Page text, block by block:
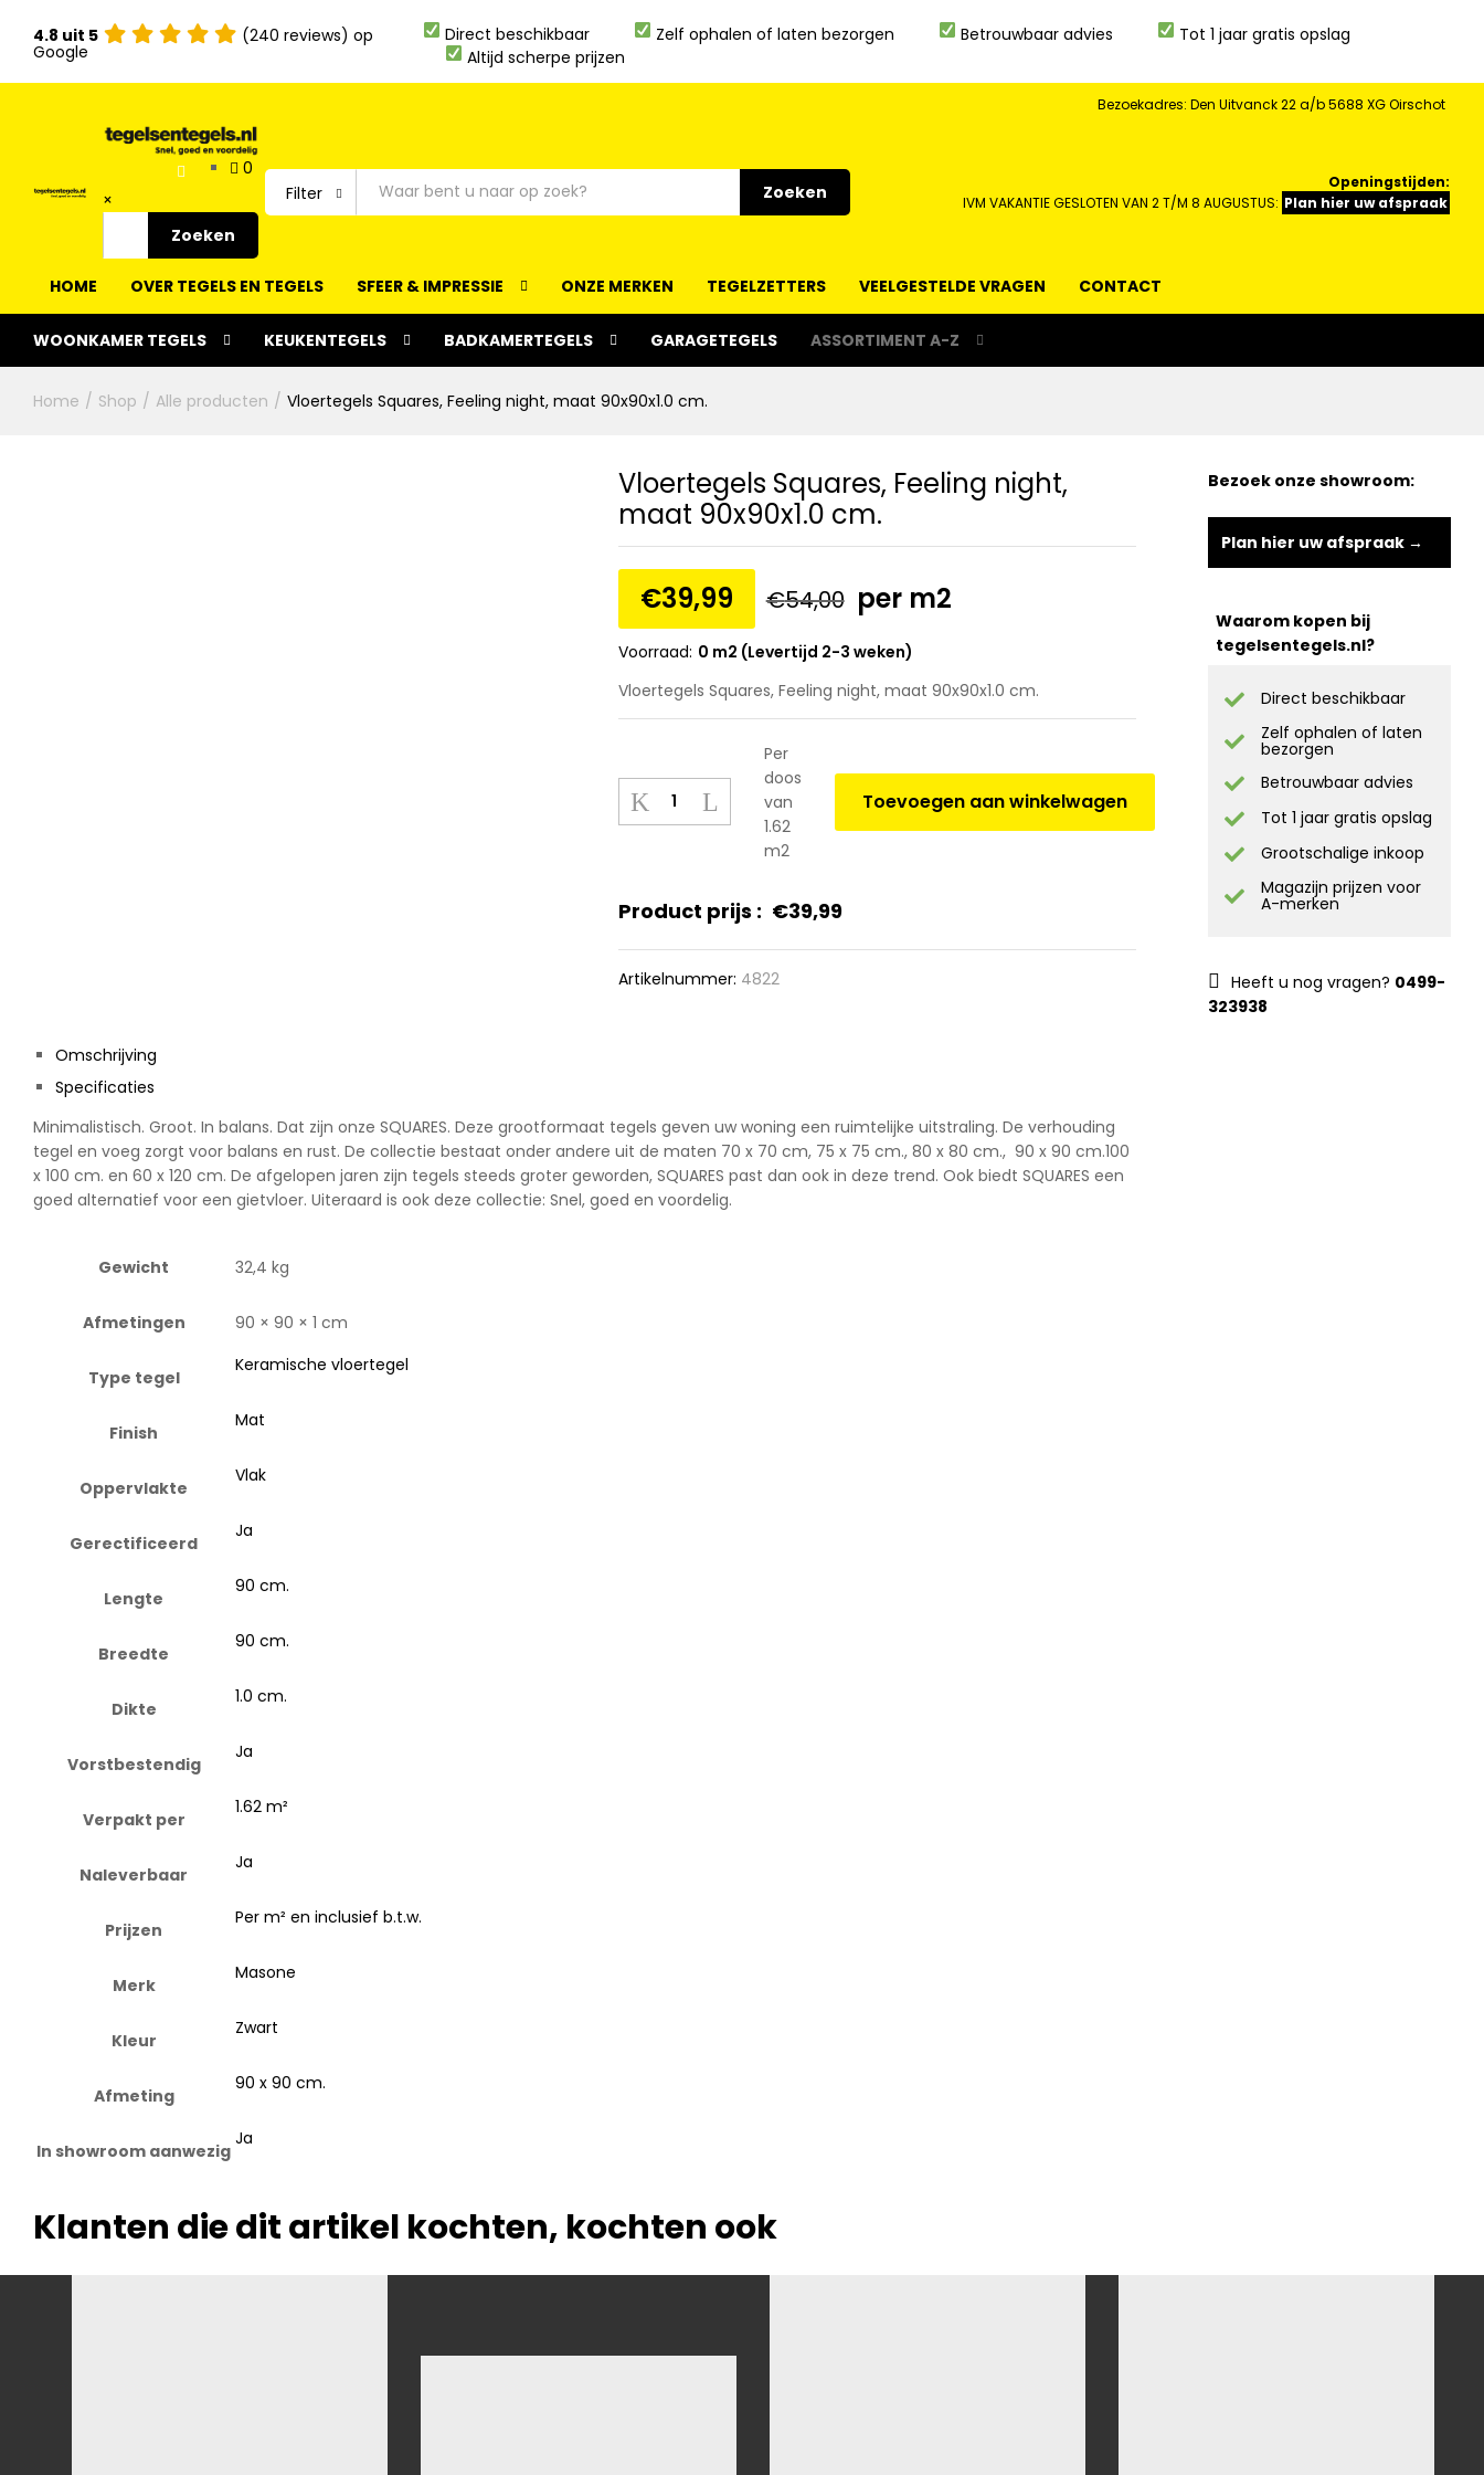
4.8 uit 5 (240 reviews) op
Google
Direct beschikbaar Zelf ophalen of laten bezorgen Betrouwbaar advies
Tot 1 jaar gratis opslag
Altijd scherpe prijzen
Bezoekadres: Den Uitvanck 22 a/b 5688 XG Oirschot
0
×
Zoeken
Filter Zoeken
Openingstijden:
IVM VAKANTIE GESLOTEN VAN 2 T/M 8 AUGUSTUS: Plan hier uw afspraak
HOME OVER TEGELS EN TEGELS SFEER & IMPRESSIE ONZE MERKEN TEGELZETTERS VEELGESTELDE VRAGEN CONTACT
WOONKAMER TEGELS KEUKENTEGELS BADKAMERTEGELS GARAGETEGELS ASSORTIMENT A-Z
Home / Shop / Alle producten / Vloertegels Squares, Feeling night, maat 90x90x1.0 cm.
Vloertegels Squares, Feeling night,
maat 90x90x1.0 cm.
€39,99 €54,00 per m2
Voorraad: 0 m2 (Levertijd 2-3 weken)
Vloertegels Squares, Feeling night, maat 90x90x1.0 cm.
Vloertegels
Squares,
90x90x1.0
Per
doos
van
1.62
m2
Toevoegen aan winkelwagen
Product prijs : €39,99
Artikelnummer: 4822
Omschrijving
Specificaties
Minimalistisch. Groot. In balans. Dat zijn onze SQUARES. Deze grootformaat tegels geven uw woning een ruimtelijke uitstraling. De verhouding
tegel en voeg zorgt voor balans en rust. De collectie bestaat onder andere uit de maten 70 x 70 cm, 75 x 75 cm., 80 x 80 cm., 90 x 90 cm.100
x 100 cm. en 60 x 120 cm. De afgelopen jaren zijn tegels steeds groter geworden, SQUARES past dan ook in deze trend. Ook biedt SQUARES een
goed alternatief voor een gietvloer. Uiteraard is ook deze collectie: Snel, goed en voordelig.
Gewicht 32,4 kg
Afmetingen 90 × 90 × 1 cm
Type tegel
Keramische vloertegel
Finish
Mat
Oppervlakte
Vlak
Gerectificeerd
Ja
Lengte
90 cm.
Breedte
90 cm.
Dikte
1.0 cm.
Vorstbestendig
Ja
Verpakt per
1.62 m²
Naleverbaar
Ja
Prijzen
Per m² en inclusief b.t.w.
Merk
Masone
Kleur
Zwart
Afmeting
90 x 90 cm.
In showroom aanwezig
Ja
Bezoek onze showroom:
Plan hier uw afspraak →
Waarom kopen bij
tegelsentegels.nl?
Direct beschikbaar
Zelf ophalen of laten
bezorgen
Betrouwbaar advies
Tot 1 jaar gratis opslag
Grootschalige inkoop
Magazijn prijzen voor
A-merken
Heeft u nog vragen? 0499-
323938
Klanten die dit artikel kochten, kochten ook